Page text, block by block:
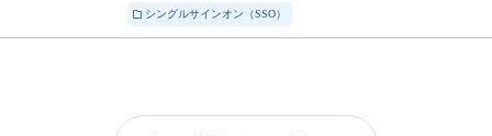
シングルサインオン（SSO）